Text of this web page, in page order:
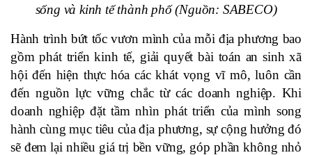
sống và kinh tế thành phố (Nguồn: SABECO)
Hành trình bứt tốc vươn mình của mỗi địa phương bao
gồm phát triển kinh tế, giải quyết bài toán an sinh xã
hội đến hiện thực hóa các khát vọng vĩ mô, luôn cần
đến nguồn lực vững chắc từ các doanh nghiệp. Khi
doanh nghiệp đặt tầm nhìn phát triển của mình song
hành cùng mục tiêu của địa phương, sự cộng hưởng đó
sẽ đem lại nhiều giá trị bền vững, góp phần không nhỏ